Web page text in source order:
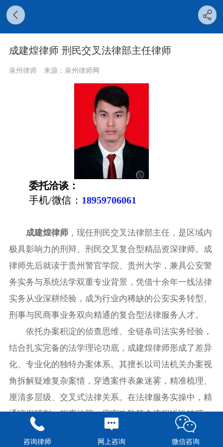
成建煌律师 刑民交叉法律部主任律师
泉州律师 来源：泉州律师网
委托洽谈：
手机/微信： 18959706061
成建煌律师 ，现任刑民交叉法律部主任，是区域内
极具影响力的刑辩、刑民交叉复合型精品资深律师。成
律师先后就读于贵州警官学院、贵州大学，兼具公安警
务实务与系统法学双重专业背景，凭借十余年一线法律
实务从业深耕经验，成为行业内稀缺的公安实务转型、
刑事与民商事业务双向精通的复合型法律服务人才。
依托办案积淀的侦查思维、全链条司法实务经验，
结合扎实完备的法学理论功底，成建煌律师形成了差异
化、专业化的独特办案体系。其擅长以司法机关办案视
角拆解疑难复杂案情，穿透案件表象迷雾，精准梳理、
厘清多层级、交叉式法律关系。在法律服务实操中，精
通证据研判、程序抗辩、庭审攻防等全流程诉讼技巧，
专注承办重大疑难刑事案件、复杂刑民交叉交织案件。
咨询律师 网上咨询 微信咨询